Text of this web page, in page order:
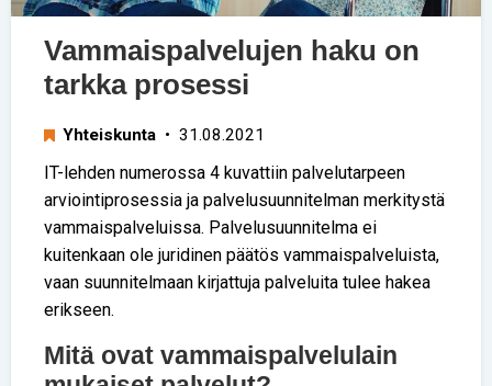
Vammaispalvelujen haku on
tarkka prosessi
Yhteiskunta • 31.08.2021
IT-lehden numerossa 4 kuvattiin palvelutarpeen
arviointiprosessia ja palvelusuunnitelman merkitystä
vammaispalveluissa. Palvelusuunnitelma ei
kuitenkaan ole juridinen päätös vammaispalveluista,
vaan suunnitelmaan kirjattuja palveluita tulee hakea
erikseen.
Mitä ovat vammaispalvelulain